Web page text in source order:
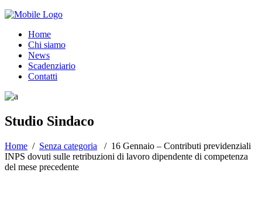
Home
Chi siamo
News
Scadenziario
Contatti
Studio Sindaco
Home / Senza categoria / 16 Gennaio – Contributi previdenziali
INPS dovuti sulle retribuzioni di lavoro dipendente di competenza
del mese precedente